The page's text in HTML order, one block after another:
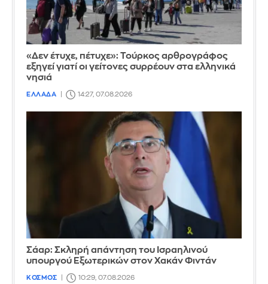
«Δεν έτυχε, πέτυχε»: Τούρκος αρθρογράφος
εξηγεί γιατί οι γείτονες συρρέουν στα ελληνικά
νησιά
ΕΛΛΑΔΑ 14:27, 07.08.2026
Σάαρ: Σκληρή απάντηση του Ισραηλινού
υπουργού Εξωτερικών στον Χακάν Φιντάν
ΚΟΣΜΟΣ 10:29, 07.08.2026